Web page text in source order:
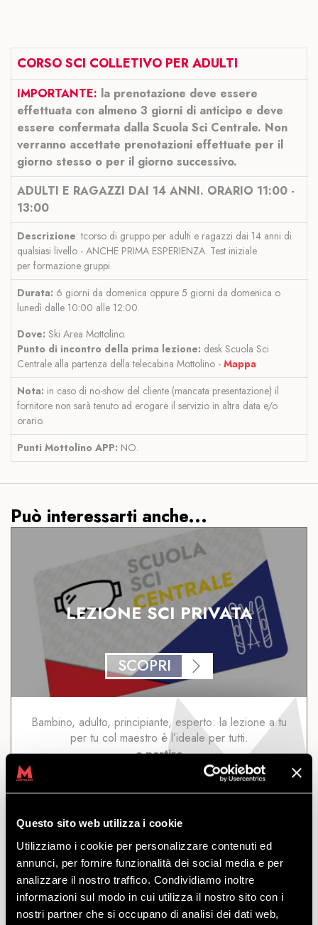
Questo sito web utilizza i cookie
Utilizziamo i cookie per personalizzare contenuti ed
annunci, per fornire funzionalità dei social media e per
analizzare il nostro traffico. Condividiamo inoltre
informazioni sul modo in cui utilizza il nostro sito con i
nostri partner che si occupano di analisi dei dati web,
CORSO SCI COLLETIVO PER ADULTI
IMPORTANTE: la prenotazione deve essere
effettuata con almeno 3 giorni di anticipo e deve
essere confermata dalla Scuola Sci Centrale. Non
verranno accettate prenotazioni effettuate per il
giorno stesso o per il giorno successivo.
ADULTI E RAGAZZI DAI 14 ANNI. ORARIO 11:00 -
13:00
Descrizione: tcorso di gruppo per adulti e ragazzi dai 14 anni di
qualsiasi livello - ANCHE PRIMA ESPERIENZA. Test iniziale
per formazione gruppi.
Durata: 6 giorni da domenica oppure 5 giorni da domenica o
lunedì dalle 10:00 alle 12:00.
Dove: Ski Area Mottolino.
Punto di incontro della prima lezione: desk Scuola Sci
Centrale alla partenza della telecabina Mottolino - Mappa
Nota: in caso di no-show del cliente (mancata presentazione) il
fornitore non sarà tenuto ad erogare il servizio in altra data e/o
orario.
Punti Mottolino APP: NO.
Può interessarti anche...
LEZIONE SCI PRIVATA
SCOPRI
Bambino, adulto, principiante, esperto: la lezione a tu
per tu col maestro è l’ideale per tutti.
a partire
YEPI KIDS CLUB – CORSO SCI
CON NOLEGGIO